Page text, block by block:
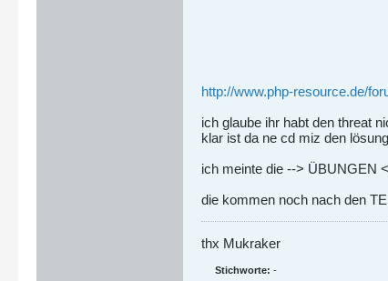
http://www.php-resource.de/
ich glaube ihr habt den threat
klar ist da ne cd miz den
ich meinte die --> ÜBUNGEN
die kommen noch nach den
thx Mukraker
Stichworte: -